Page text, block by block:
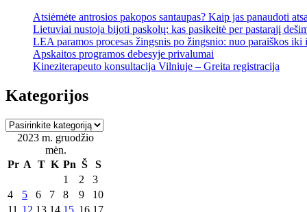
Atsiėmėte antrosios pakopos santaupas? Kaip jas panaudoti
Lietuviai nustoja bijoti paskolų: kas pasikeitė per pastarąjį
LEA paramos procesas žingsnis po žingsnio: nuo paraiškos iki
Apskaitos programos debesyje privalumai
Kineziterapeuto konsultacija Vilniuje – Greita registracija
Kategorijos
Kategorijos
2023 m. gruodžio
mėn.
Pr A T K Pn Š
S
1
2
3
4
5 6 7 8 9
10
11 12 13 14 15 16 17